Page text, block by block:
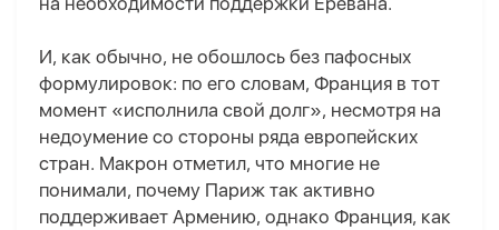
И, как обычно, не обошлось без пафосных
формулировок: по его словам, Франция в тот
момент «исполнила свой долг», несмотря на
недоумение со стороны ряда европейских
стран. Макрон отметил, что многие не
понимали, почему Париж так активно
поддерживает Армению, однако Франция, как